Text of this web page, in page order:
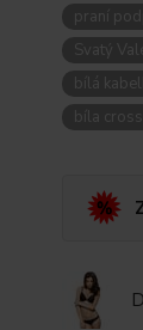
praní
Svatý
bílá
bíla